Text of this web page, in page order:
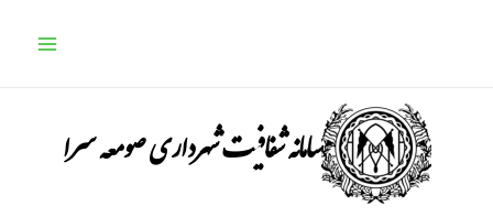
سامانه شفافیت شهرداری صومعه سرا